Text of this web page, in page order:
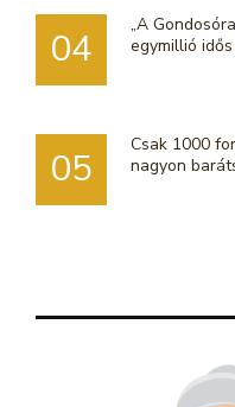
04
„A
egymillió
05
Csak 1000
nagyon